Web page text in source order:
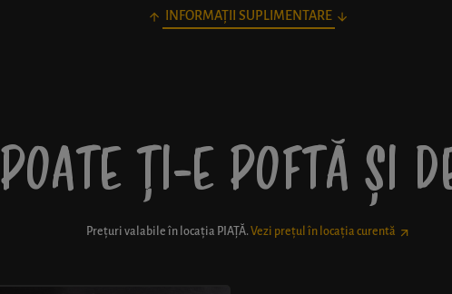
INFORMAȚII SUPLIMENTARE
POATE ȚI-E POFTĂ ȘI
Prețuri valabile în locația PIAȚĂ. Vezi prețul în locația curentă